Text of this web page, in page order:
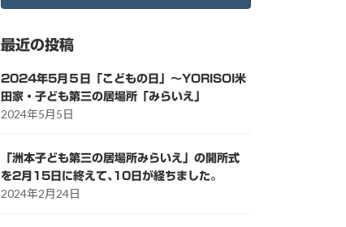
最近の投稿
2024年5月５日「こどもの日」～YORISOI米
田家・子ども第三の居場所「みらいえ」
2024年5月5日
「洲本子ども第三の居場所みらいえ」の開所式
を2月15日に終えて､10日が経ちました。
2024年2月24日